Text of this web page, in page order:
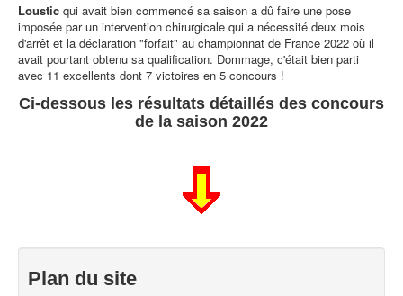
Loustic qui avait bien commencé sa saison a dû faire une pose
imposée par un intervention chirurgicale qui a nécessité deux mois
d'arrêt et la déclaration "forfait" au championnat de France 2022 où il
avait pourtant obtenu sa qualification. Dommage, c'était bien parti
avec 11 excellents dont 7 victoires en 5 concours !
Ci-dessous les résultats détaillés des concours
de la saison 2022
Plan du site